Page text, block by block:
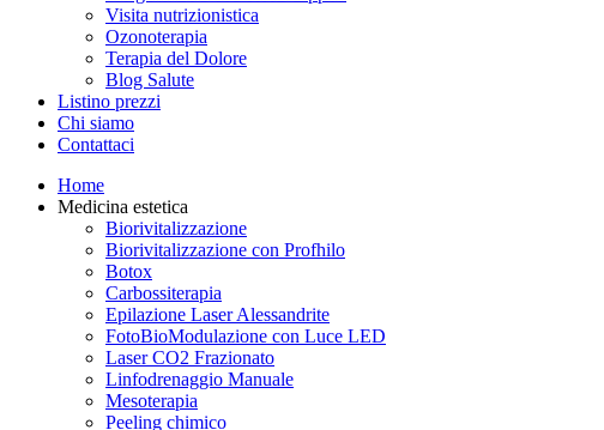
Visita nutrizionistica
Ozonoterapia
Terapia del Dolore
Blog Salute
Listino prezzi
Chi siamo
Contattaci
Home
Medicina estetica
Biorivitalizzazione
Biorivitalizzazione con Profhilo
Botox
Carbossiterapia
Epilazione Laser Alessandrite
FotoBioModulazione con Luce LED
Laser CO2 Frazionato
Linfodrenaggio Manuale
Mesoterapia
Peeling chimico